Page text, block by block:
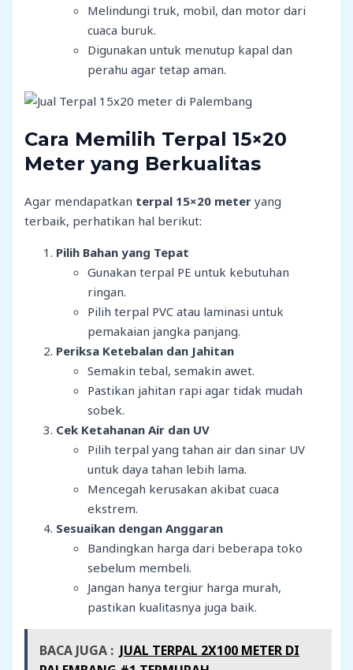
Melindungi truk, mobil, dan motor dari
cuaca buruk.
Digunakan untuk menutup kapal dan
perahu agar tetap aman.
Cara Memilih Terpal 15×20
Meter yang Berkualitas
Agar mendapatkan terpal 15×20 meter yang
terbaik, perhatikan hal berikut:
Pilih Bahan yang Tepat
Gunakan terpal PE untuk kebutuhan
ringan.
Pilih terpal PVC atau laminasi untuk
pemakaian jangka panjang.
Periksa Ketebalan dan Jahitan
Semakin tebal, semakin awet.
Pastikan jahitan rapi agar tidak mudah
sobek.
Cek Ketahanan Air dan UV
Pilih terpal yang tahan air dan sinar UV
untuk daya tahan lebih lama.
Mencegah kerusakan akibat cuaca
ekstrem.
Sesuaikan dengan Anggaran
Bandingkan harga dari beberapa toko
sebelum membeli.
Jangan hanya tergiur harga murah,
pastikan kualitasnya juga baik.
BACA JUGA : JUAL TERPAL 2X100 METER DI